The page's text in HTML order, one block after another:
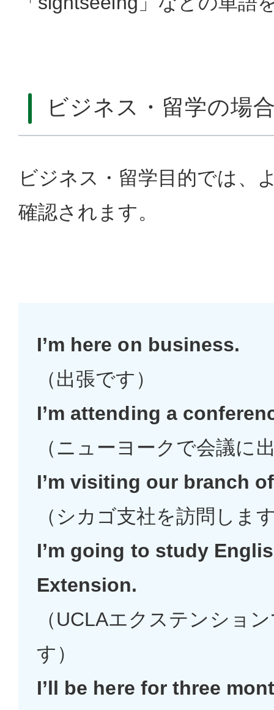
ビジネス・留学の場
ビジネス・留学目的では、
確認されます。
I’m here on business.
（出張です）
I’m attending a
（ニューヨークで会議に
I’m visiting our branch
（シカゴ支社を訪問しま
I’m going to study
Extension.
（UCLAエクステンショ
す）
I’ll be here for three